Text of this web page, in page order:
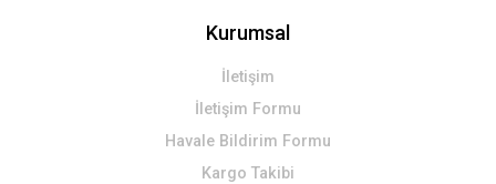
Kurumsal
İletişim
İletişim Formu
Havale Bildirim Formu
Kargo Takibi